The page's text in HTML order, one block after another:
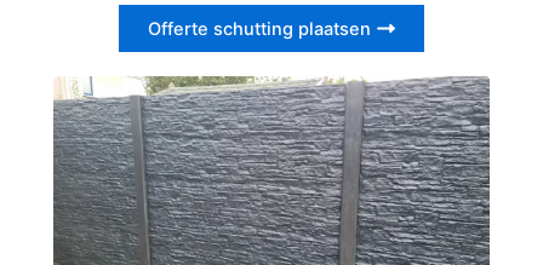
Offerte schutting plaatsen